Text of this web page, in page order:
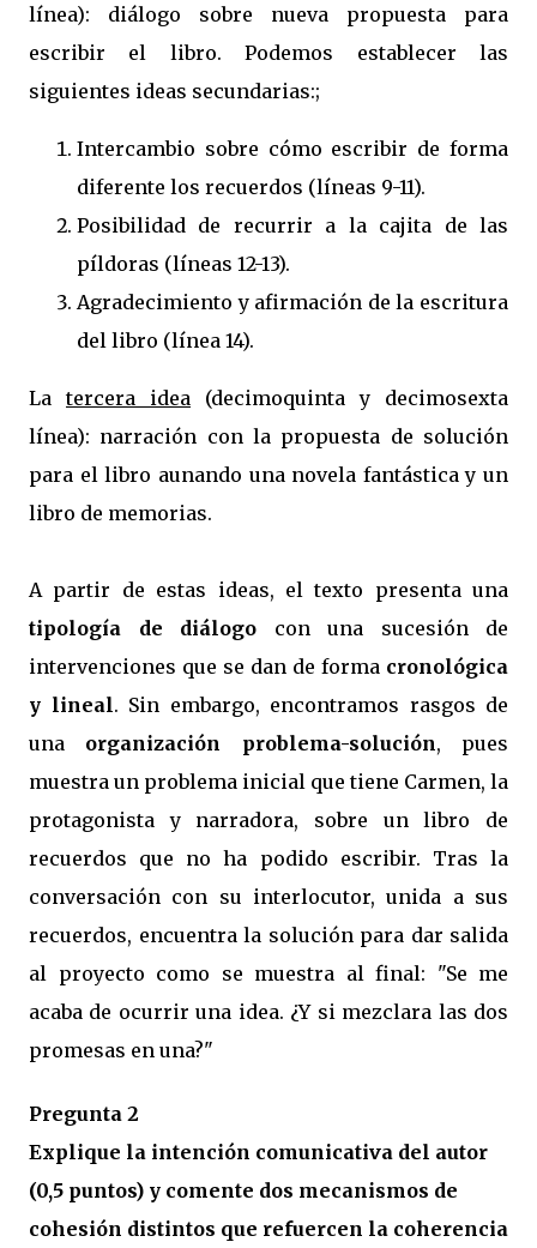
línea): diálogo sobre nueva propuesta para
escribir el libro. Podemos establecer las
siguientes ideas secundarias:;
Intercambio sobre cómo escribir de forma
diferente los recuerdos (líneas 9-11).
Posibilidad de recurrir a la cajita de las
píldoras (líneas 12-13).
Agradecimiento y afirmación de la escritura
del libro (línea 14).
Latercera idea (decimoquinta y decimosexta
línea): narración con la propuesta de solución
para el libro aunando una novela fantástica y un
libro de memorias.
A partir de estas ideas, el texto presenta una
tipología de diálogo con una sucesión de
intervenciones que se dan de forma cronológica
y lineal. Sin embargo, encontramos rasgos de
una organización problema-solución, pues
muestra un problema inicial que tiene Carmen, la
protagonista y narradora, sobre un libro de
recuerdos que no ha podido escribir. Tras la
conversación con su interlocutor, unida a sus
recuerdos, encuentra la solución para dar salida
al proyecto como se muestra al final: "Se me
acaba de ocurrir una idea. ¿Y si mezclara las dos
promesas en una?"
Pregunta 2
Explique la intención comunicativa del autor
(0,5 puntos) y comente dos mecanismos de
cohesión distintos que refuercen la coherencia